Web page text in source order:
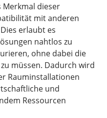
Merkmal dieser
mit anderen
erlaubt es
nahtlos zu
ohne dabei die
müssen. Dadurch wird
Rauminstallationen
und
Ressourcen